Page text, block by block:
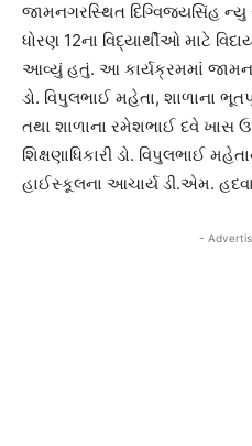
જામનગરસ્થિત દિગ્વિજયસિંહ ન્યુ
ધોરણ 12ના વિદ્યાર્થીઓ માટે
આવ્યું હતું. આ કાર્યક્રમમાં
ડો. વિપુલભાઈ મહેતા, શાળાના
તથા શાળાના રમેશભાઈ દવે ખાસ
શિક્ષણાધિકારી ડો. વિપુલભાઈ
હાઈસ્કૂલના આચાર્ય ડી.એમ.
-